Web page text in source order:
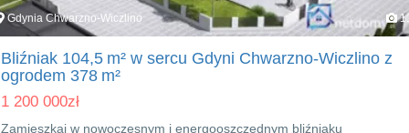
Gdynia Chwarzno-Wiczlino
Bliźniak 104,5 m² w sercu Gdyni Chwarzno‑Wiczlino z
ogrodem 378 m²
1 200 000zł
Zamieszkaj w nowoczesnym i energooszczędnym bliźniaku